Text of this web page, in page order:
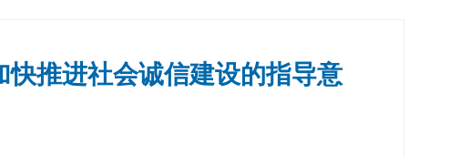
推进社会诚信建设的指导意